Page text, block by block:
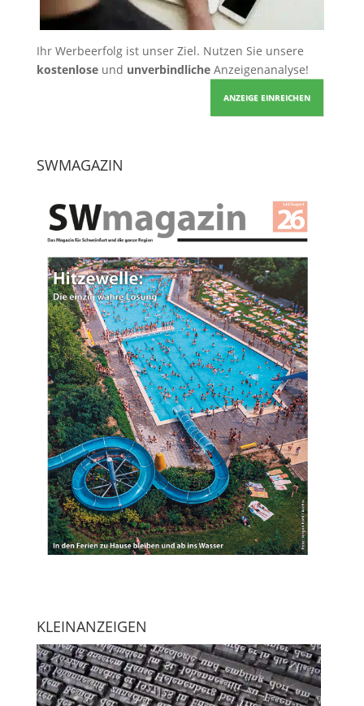
Ihr Werbeerfolg ist unser Ziel. Nutzen Sie unsere
kostenloseund unverbindlicheAnzeigenanalyse!
ANZEIGE EINREICHEN
SWMAGAZIN
KLEINANZEIGEN